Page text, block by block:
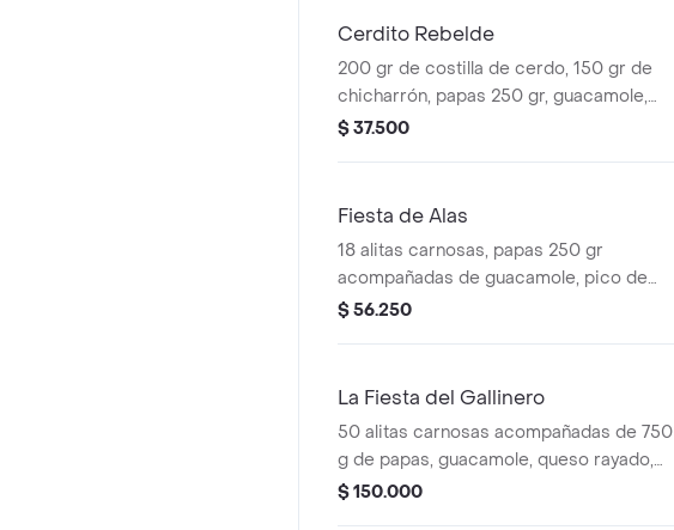
Cerdito Rebelde
200 gr de costilla de cerdo, 150 gr de
chicharrón, papas 250 gr, guacamole,
pico de gallo, queso rayado, sour cream y
$ 37.500
Fiesta de Alas
18 alitas carnosas, papas 250 gr
acompañadas de guacamole, pico de
gallo, queso rayado y sour cream...con
$ 56.250
La Fiesta del Gallinero
50 alitas carnosas acompañadas de 750
g de papas, guacamole, queso rayado,
pico de gallo, sour cream y salsas a
$ 150.000